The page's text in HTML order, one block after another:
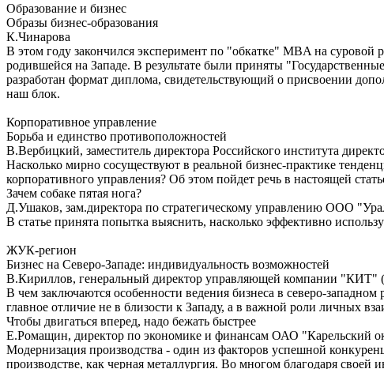
Образование и бизнес
Образы бизнес-образования
К.Чинарова
В этом году закончился эксперимент по "обкатке" MBA на суровой
родившейся на Западе. В результате были приняты
разработан формат диплома, свидетельствующий о присвоении
наш блок.
Корпоративное управление
Борьба и единство противоположностей
В.Вербицкий, заместитель директора Российского института
Насколько мирно сосуществуют в реальной бизнес-практике
корпоративного управления? Об этом пойдет речь в настоящей
Зачем собаке пятая нога?
Д.Ушаков, зам.директора по стратегическому управлению ООО
В статье принята попытка выяснить, насколько эффективно
ЖУК-регион
Бизнес на Северо-Западе: индивидуальность возможностей
В.Кириллов, генеральный директор управляющей компании "КИТ"
В чем заключаются особенности ведения бизнеса в северо-
главное отличие не в близости к Западу, а в важной роли личных
Чтобы двигаться вперед, надо бежать быстрее
Е.Ромащин, директор по экономике и финансам ОАО "Карельский
Модернизация производства - один из факторов успешной
производстве, как черная металлургия. Во многом благодаря